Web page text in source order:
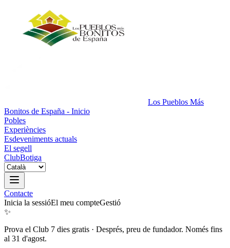
Los Pueblos Más
Bonitos de España - Inicio
Pobles
Experiències
Esdeveniments actuals
El segell
ClubBotiga
Contacte
Inicia la sessióEl meu compteGestió
✨
Prova el Club 7 dies gratis · Després, preu de fundador. Només fins
al 31 d'agost.